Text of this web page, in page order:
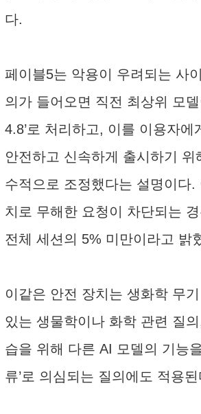
다.
페이블5는 악용이 우려되는 사
의가 들어오면 직전 최상위 모델
4.8’로 처리하고, 이를 이용자에
안전하고 신속하게 출시하기 위
수적으로 조정했다는 설명이다.
치로 무해한 요청이 차단되는
전체 세션의 5% 미만이라고 밝
이같은 안전 장치는 생화학 무
있는 생물학이나 화학 관련 질
습을 위해 다른 AI 모델의 기능
류’로 의심되는 질의에도 적용된